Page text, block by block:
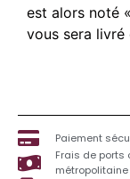
est alors noté
vous sera livré
Paiement
Frais de ports
métropolitaine